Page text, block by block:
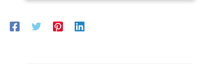
housses des jeux souples pour enfants se nettoient aisément